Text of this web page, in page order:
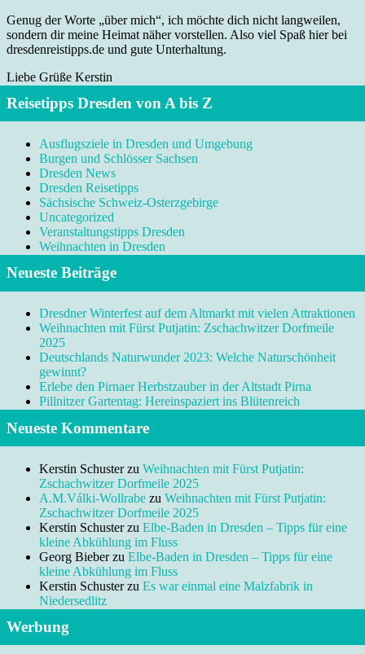
Genug der Worte „über mich“, ich möchte dich nicht langweilen,
sondern dir meine Heimat näher vorstellen. Also viel Spaß hier bei
dresdenreistipps.de und gute Unterhaltung.
Liebe Grüße Kerstin
Reisetipps Dresden von A bis Z
Ausflugsziele in Dresden und Umgebung
Burgen und Schlösser Sachsen
Dresden News
Dresden Reisetipps
Sächsische Schweiz-Osterzgebirge
Uncategorized
Veranstaltungstipps Dresden
Weihnachten in Dresden
Neueste Beiträge
Dresdner Winterfest auf dem Altmarkt mit vielen Attraktionen
Weihnachten mit Fürst Putjatin: Zschachwitzer Dorfmeile
2025
Deutschlands Naturwunder 2023: Welche Naturschönheit
gewinnt?
Erlebe den Pirnaer Herbstzauber in der Altstadt Pirna
Pillnitzer Gartentag: Hereinspaziert ins Blütenreich
Neueste Kommentare
Kerstin Schusterzu Weihnachten mit Fürst Putjatin:
Zschachwitzer Dorfmeile 2025
A.M.Válki-Wollrabe zu Weihnachten mit Fürst Putjatin:
Zschachwitzer Dorfmeile 2025
Kerstin Schusterzu Elbe-Baden in Dresden – Tipps für eine
kleine Abkühlung im Fluss
Georg Bieberzu Elbe-Baden in Dresden – Tipps für eine
kleine Abkühlung im Fluss
Kerstin Schusterzu Es war einmal eine Malzfabrik in
Niedersedlitz
Werbung